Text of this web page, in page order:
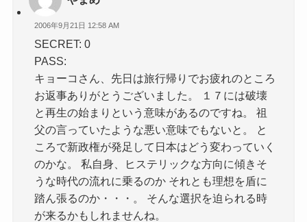
2006年9月21日 12:58 AM
SECRET: 0
PASS:
キョーコさん、先日は旅行帰りでお疲れのところ
お返事ありがとうございました。 １７には破壊
と再生の始まりという意味があるのですね。 祖
父の言っていたような悪い意味でもないと。 と
ころで新政権が発足して日本はどう変わっていく
のかな。 私自身、ヒステリックな方向に傾きそ
うな時代の流れに乗るのか それとも理想を盾に
踏ん張るのか・・・。 そんな選択を迫られる時
が来るかもしれませんね。